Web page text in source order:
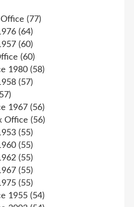
(77)
(64)
(60)
(60)
1980 (58)
(57)
1967 (56)
Office (56)
(55)
(55)
(55)
(55)
(55)
1955 (54)